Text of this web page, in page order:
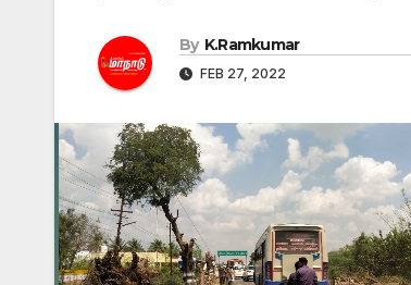
By K.Ramkumar
FEB 27, 2022